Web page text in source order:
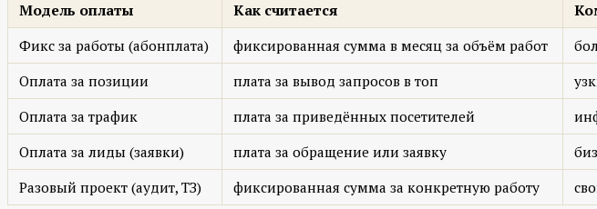
Модель оплаты Как считается
Фикс за работы (абонплата)
фиксированная сумма в месяц за объём работ
Оплата за позиции
плата за вывод запросов в топ
Оплата за трафик
плата за приведённых посетителей
Оплата за лиды (заявки)
плата за обращение или заявку
Разовый проект (аудит, ТЗ)
фиксированная сумма за конкретную работу